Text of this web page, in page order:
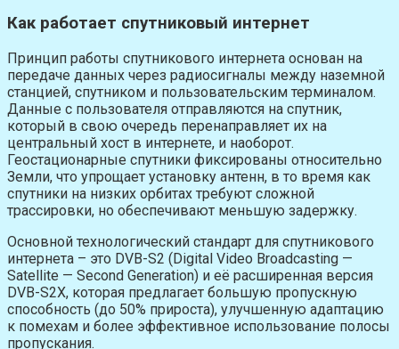
Как работает спутниковый интернет
Принцип работы спутникового интернета основан на
передаче данных через радиосигналы между наземной
станцией, спутником и пользовательским терминалом.
Данные с пользователя отправляются на спутник,
который в свою очередь перенаправляет их на
центральный хост в интернете, и наоборот.
Геостационарные спутники фиксированы относительно
Земли, что упрощает установку антенн, в то время как
спутники на низких орбитах требуют сложной
трассировки, но обеспечивают меньшую задержку.
Основной технологический стандарт для спутникового
интернета – это DVB-S2 (Digital Video Broadcasting —
Satellite — Second Generation) и её расширенная версия
DVB-S2X, которая предлагает большую пропускную
способность (до 50% прироста), улучшенную адаптацию
к помехам и более эффективное использование полосы
пропускания.